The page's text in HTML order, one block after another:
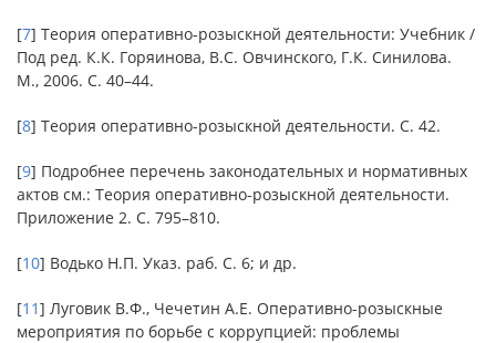
[7] Теория оперативно-розыскной деятельности: Учебник /
Под ред. К.К. Горяинова, В.С. Овчинского, Г.К. Синилова.
М., 2006. С. 40–44.
[8] Теория оперативно-розыскной деятельности. С. 42.
[9] Подробнее перечень законодательных и нормативных
актов см.: Теория оперативно-розыскной деятельности.
Приложение 2. С. 795–810.
[10] Водько Н.П. Указ. раб. С. 6; и др.
[11] Луговик В.Ф., Чечетин А.Е. Оперативно-розыскные
мероприятия по борьбе с коррупцией: проблемы